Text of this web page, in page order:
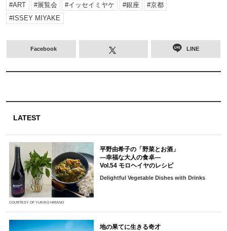
ART 展覧会 イッセイミヤケ 銀座
京都
ISSEY MIYAKE
Facebook LINE
LATEST
COURTESY OF YUKIKO HIRANO
平野由希子の「野菜とお酒」
―幸福な大人の食卓―
Vol.54 モロヘイヤのレシピ
Delightful Vegetable Dishes with Drinks
地の果てに生きる奇才